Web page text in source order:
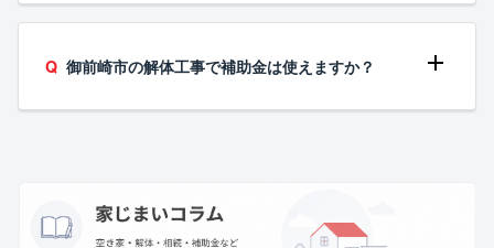
御前崎市の解体工事で補助金は使えますか？